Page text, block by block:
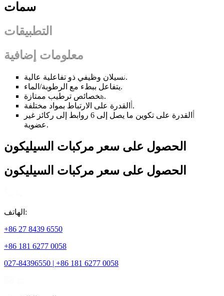
سمات
التطبيقات
معلومات إضافية
نسيلان وظيفي ذو تفاعلية عالية.
يتفاعل ببطء مع الرطوبة/الماء.
هخصائص ترطيب ممتازة.
القدرة على الارتباط بمواد مختلفة.
القدرة على تكوين ما يصل إلى 6 روابط إلى ركائز غير
عضوية.
الحصول على سعر مركبات السيليكون
الحصول على سعر مركبات السيليكون
الهاتف:
+86 27 8439 6550
+86 181 6277 0058
027-84396550 | +86 181 6277 0058